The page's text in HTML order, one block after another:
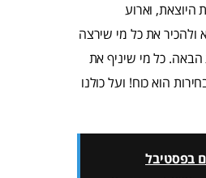
היוצאת, וארוע
ולהכיר את כל מי שירצה
כל מי שיניף את
הוא כוח! ועל כולנו
בפסטיבל